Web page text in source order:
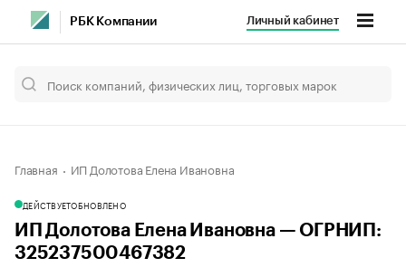
РБК Компании Личный кабинет
Главная ИП Долотова Елена Ивановна
ДЕЙСТВУЕТОБНОВЛЕНО
ИП Долотова Елена Ивановна — ОГРНИП:
325237500467382